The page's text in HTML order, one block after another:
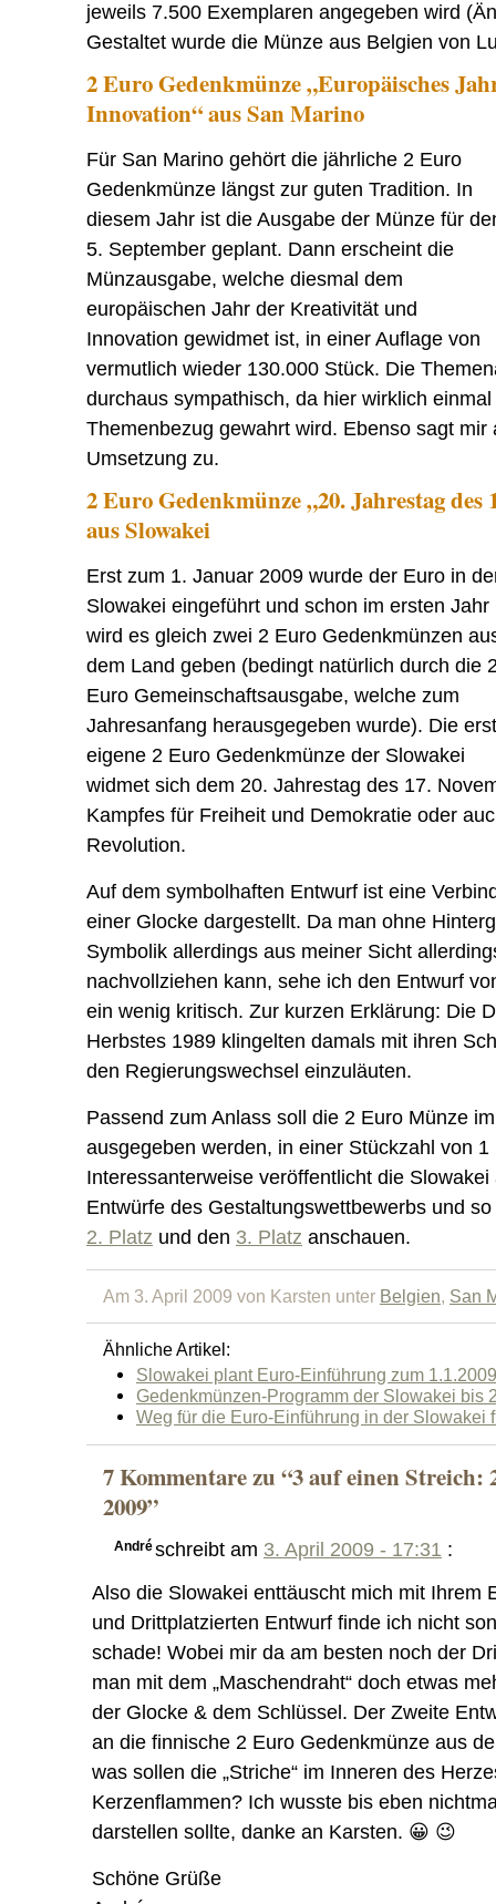
jeweils 7.500 Exemplaren angegeben wird
Gestaltet wurde die Münze aus Belgien von
2 Euro Gedenkmünze „Europäisches
Innovation“ aus San Marino
Für San Marino gehört die jährliche 2 Euro
Gedenkmünze längst zur guten Tradition. In
diesem Jahr ist die Ausgabe der Münze für
5. September geplant. Dann erscheint die
Münzausgabe, welche diesmal dem
europäischen Jahr der Kreativität und
Innovation gewidmet ist, in einer Auflage von
vermutlich wieder 130.000 Stück. Die
durchaus sympathisch, da hier wirklich
Themenbezug gewahrt wird. Ebenso sagt mir
Umsetzung zu.
2 Euro Gedenkmünze „20. Jahrestag des
aus Slowakei
Erst zum 1. Januar 2009 wurde der Euro in
Slowakei eingeführt und schon im ersten Jahr
wird es gleich zwei 2 Euro Gedenkmünzen
dem Land geben (bedingt natürlich durch die
Euro Gemeinschaftsausgabe, welche zum
Jahresanfang herausgegeben wurde). Die
eigene 2 Euro Gedenkmünze der Slowakei
widmet sich dem 20. Jahrestag des 17.
Kampfes für Freiheit und Demokratie oder
Revolution.
Auf dem symbolhaften Entwurf ist eine
einer Glocke dargestellt. Da man ohne
Symbolik allerdings aus meiner Sicht
nachvollziehen kann, sehe ich den Entwurf
ein wenig kritisch. Zur kurzen Erklärung: Die
Herbstes 1989 klingelten damals mit ihren
den Regierungswechsel einzuläuten.
Passend zum Anlass soll die 2 Euro Münze
ausgegeben werden, in einer Stückzahl von
Interessanterweise veröffentlicht die
Entwürfe des Gestaltungswettbewerbs und
2. Platz und den 3. Platz anschauen.
Am 3. April 2009 von Karsten unter Belgien, San
Ähnliche Artikel:
Slowakei plant Euro-Einführung zum 1.1.2009
Gedenkmünzen-Programm der Slowakei bis
Weg für die Euro-Einführung in der Slowakei
7 Kommentare zu “3 auf einen
2009”
Andréschreibt am 3. April 2009 - 17:31 :
Also die Slowakei enttäuscht mich mit Ihrem
und Drittplatzierten Entwurf finde ich nicht
schade! Wobei mir da am besten noch der
man mit dem „Maschendraht“ doch etwas
der Glocke & dem Schlüssel. Der Zweite
an die finnische 2 Euro Gedenkmünze aus
was sollen die „Striche“ im Inneren des
Kerzenflammen? Ich wusste bis eben
darstellen sollte, danke an Karsten. 😀 😉
Schöne Grüße